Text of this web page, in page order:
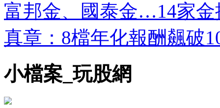
富邦金、國泰金…14家金
真章：8檔年化報酬飆破
小檔案_玩股網